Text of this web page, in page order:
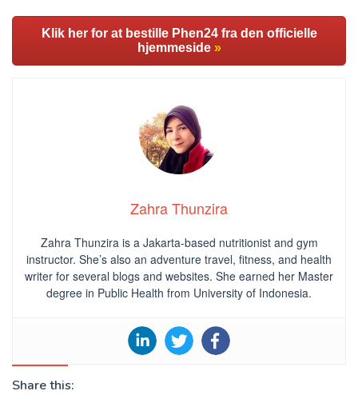
Klik her for at bestille Phen24 fra den officielle
hjemmeside »
Zahra Thunzira
Zahra Thunzira is a Jakarta-based nutritionist and gym
instructor. She’s also an adventure travel, fitness, and health
writer for several blogs and websites. She earned her Master
degree in Public Health from University of Indonesia.
Share this: